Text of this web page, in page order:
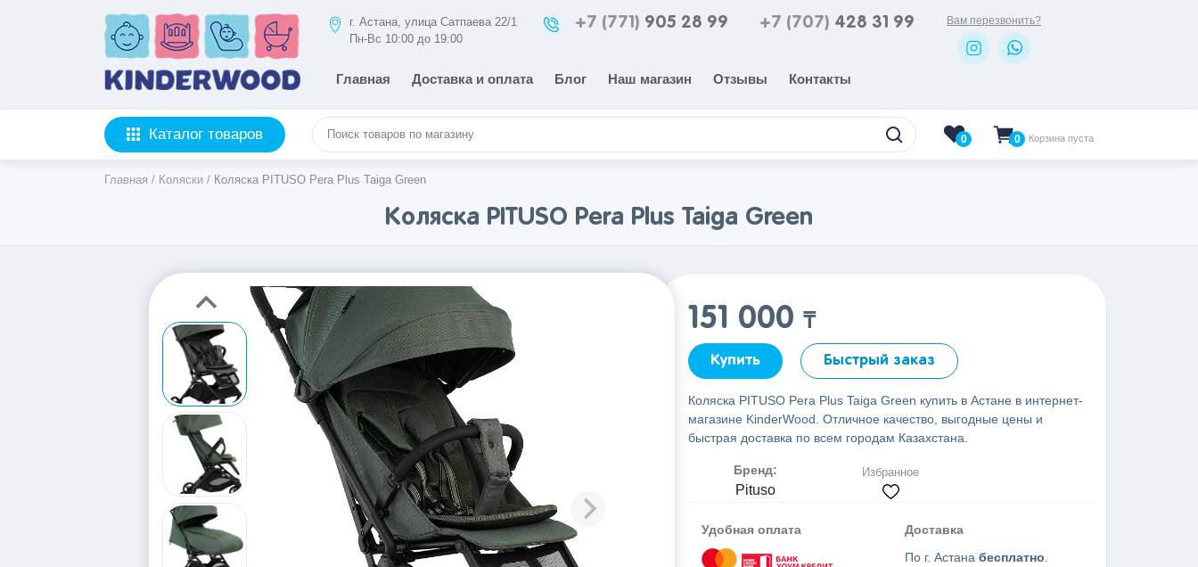
г. Астана, улица Сатпаева 22/1
Пн-Вс 10:00 до 19:00
+7 (771) 905 28 99 +7 (707) 428 31 99 Вам перезвонить?
Главная Доставка и оплата Блог Наш магазин Отзывы Контакты
Каталог товаров 0 0 Корзина пуста
Главная / Коляски / Коляска PITUSO Pera Plus Taiga Green
Коляска PITUSO Pera Plus Taiga Green
151 000 ₸
Купить Быстрый заказ
Коляска PITUSO Pera Plus Taiga Green купить в Астане в интернет-
магазине KinderWood. Отличное качество, выгодные цены и
быстрая доставка по всем городам Казахстана.
Бренд:
Pituso
Избранное
Удобная оплата
Доставка
По г. Астана бесплатно